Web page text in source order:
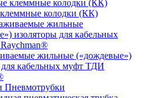
колодки (КК)
жильные («дождевые»)
для кабельных муфт ТДИ
Пневмотрубки